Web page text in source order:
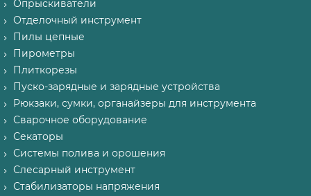
Опрыскиватели
Отделочный инструмент
Пилы цепные
Пирометры
Плиткорезы
Пуско-зарядные и зарядные устройства
Рюкзаки, сумки, органайзеры для инструмента
Сварочное оборудование
Секаторы
Системы полива и орошения
Слесарный инструмент
Стабилизаторы напряжения